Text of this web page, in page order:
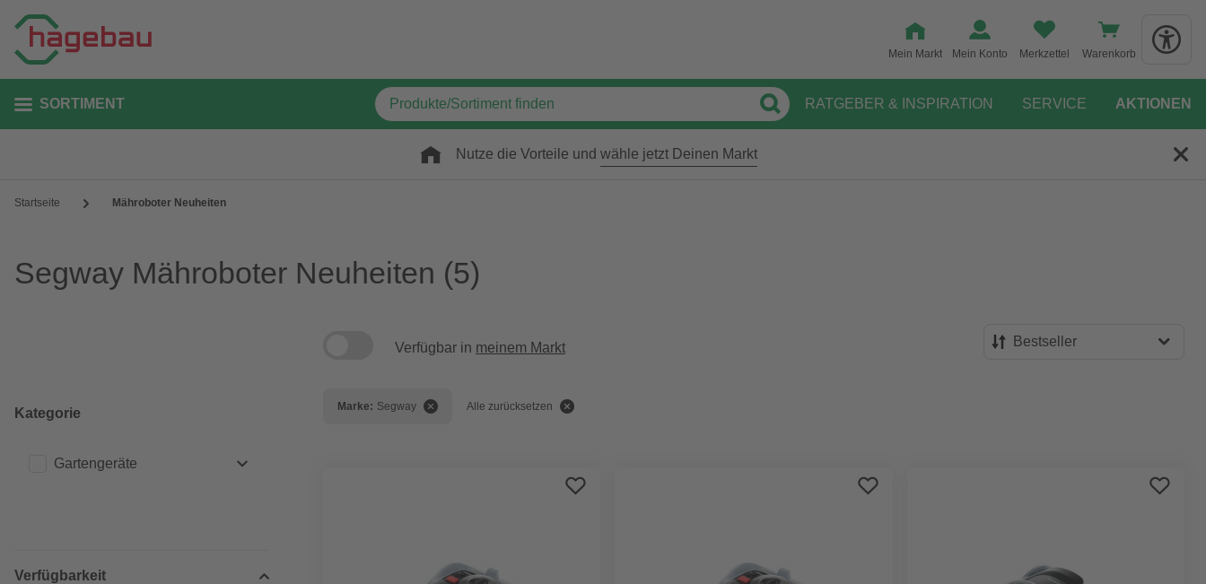
Mein Markt Mein Konto Merkzettel Warenkorb
SORTIMENT RATGEBER & INSPIRATION SERVICE AKTIONEN
Nutze die Vorteile und wähle jetzt Deinen Markt
Startseite Mähroboter Neuheiten
Segway Mähroboter Neuheiten (5)
Kategorie
Gartengeräte
Verfügbarkeit
Verfügbar in meinem Markt Bestseller
Marke: Segway Alle zurücksetzen